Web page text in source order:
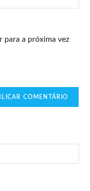
para a próxima vez